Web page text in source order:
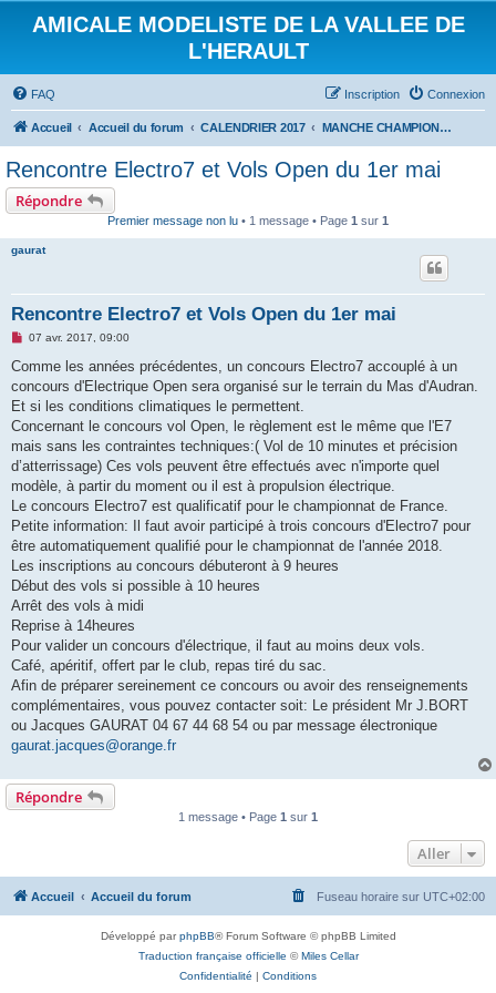
AMICALE MODELISTE DE LA VALLEE DE
L'HERAULT
FAQ Connexion
Inscription
Accueil Accueil du forum CALENDRIER 2017 MANCHE CHAMPIONNAT DE FRANCE ELECTRO 7 DU LUNDI 01 MAI 2017
Rencontre Electro7 et Vols Open du 1er mai
Répondre
Premier message non lu • 1 message • Page 1 sur 1
gaurat
Rencontre Electro7 et Vols Open du 1er mai
M
s
a
g
n
o
l
u
07 avr. 2017, 09:00
Comme les années précédentes, un concours Electro7 accouplé à un
concours d'Electrique Open sera organisé sur le terrain du Mas d'Audran.
Et si les conditions climatiques le permettent.
Concernant le concours vol Open, le règlement est le même que l'E7
mais sans les contraintes techniques:( Vol de 10 minutes et précision
d’atterrissage) Ces vols peuvent être effectués avec n'importe quel
modèle, à partir du moment ou il est à propulsion électrique.
Le concours Electro7 est qualificatif pour le championnat de France.
Petite information: Il faut avoir participé à trois concours d'Electro7 pour
être automatiquement qualifié pour le championnat de l'année 2018.
Les inscriptions au concours débuteront à 9 heures
Début des vols si possible à 10 heures
Arrêt des vols à midi
Reprise à 14heures
Pour valider un concours d'électrique, il faut au moins deux vols.
Café, apéritif, offert par le club, repas tiré du sac.
Afin de préparer sereinement ce concours ou avoir des renseignements
complémentaires, vous pouvez contacter soit: Le président Mr J.BORT
ou Jacques GAURAT 04 67 44 68 54 ou par message électronique
gaurat.jacques@orange.fr
Répondre
1 message • Page 1 sur 1
Aller
Accueil Accueil du forum Fuseau horaire sur UTC+02:00
Développé parphpBB® Forum Software © phpBB Limited
Traduction française officielle ©Miles Cellar
Confidentialité | Conditions